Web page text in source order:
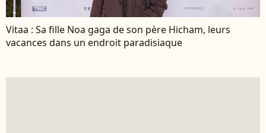
Vitaa : Sa fille Noa gaga de son père Hicham, leurs
vacances dans un endroit paradisiaque